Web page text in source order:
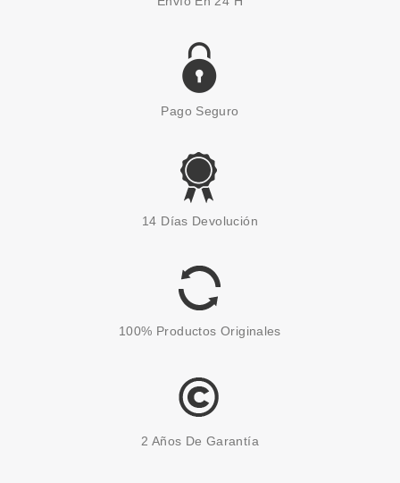
REVLON
HIDRATANTE
5.89€
Pago Seguro
14 Días Devolución
100% Productos Originales
2 Años De Garantía